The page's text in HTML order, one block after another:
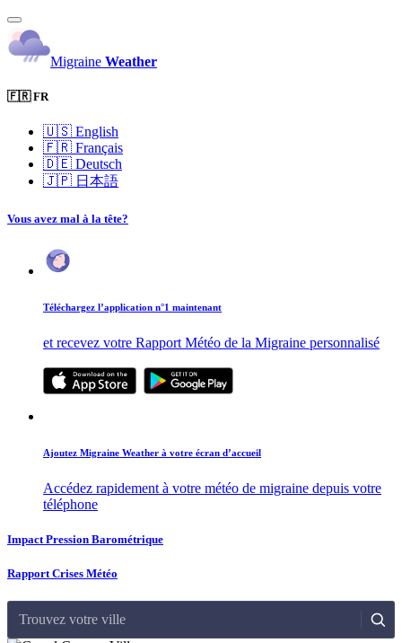
Migraine Weather
🇫🇷 FR
🇺🇸 English
🇫🇷 Français
🇩🇪 Deutsch
🇯🇵 日本語
Vous avez mal à la tête?
Téléchargez l’application n°1 maintenant
et recevez votre Rapport Météo de la Migraine personnalisé
Ajoutez Migraine Weather à votre écran d’accueil
Accédez rapidement à votre météo de migraine depuis votre
téléphone
Impact Pression Barométrique
Rapport Crises Météo
Trouvez votre ville